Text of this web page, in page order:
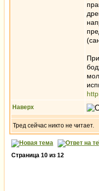
Наверх
Тред сейчас никто не читает.
Страница 10 из 12